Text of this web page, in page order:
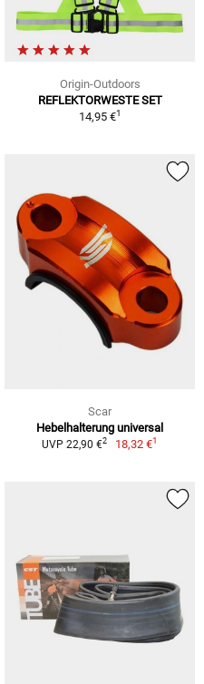
Origin-Outdoors
REFLEKTORWESTE SET
14,95 €1
Scar
Hebelhalterung universal
UVP 22,90 €2 18,32 €1